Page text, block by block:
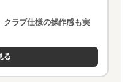
クラブ仕様の操作感も実
る